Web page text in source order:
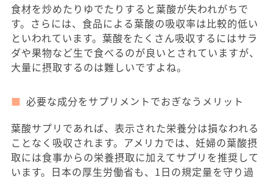
食材を炒めたりゆでたりすると葉酸が失われがちで
す。さらには、食品による葉酸の吸収率は比較的低い
といわれています。葉酸をたくさん吸収するにはサラ
ダや果物など生で食べるのが良いとされていますが、
大量に摂取するのは難しいですよね。
必要な成分をサプリメントでおぎなうメリット
葉酸サプリであれば、表示された栄養分は損なわれる
ことなく吸収されます。アメリカでは、妊婦の葉酸摂
取には食事からの栄養摂取に加えてサプリを推奨して
います。日本の厚生労働省も、1日の規定量を守り過